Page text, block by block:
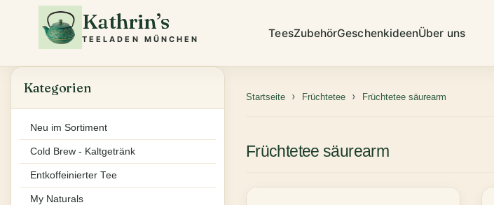
Kathrin’s
TEELADEN MÜNCHEN TeesZubehörGeschenkideenÜber uns
Startseite Früchtetee Früchtetee säurearm
Früchtetee säurearm
Kategorien
Neu im Sortiment
Cold Brew - Kaltgetränk
Entkoffeinierter Tee
My Naturals